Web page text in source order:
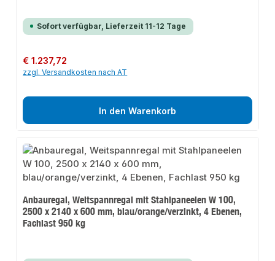
Sofort verfügbar, Lieferzeit 11-12 Tage
Regulärer Preis:
€ 1.237,72
zzgl. Versandkosten nach AT
In den Warenkorb
Anbauregal, Weitspannregal mit Stahlpaneelen W 100,
2500 x 2140 x 600 mm, blau/orange/verzinkt, 4 Ebenen,
Fachlast 950 kg